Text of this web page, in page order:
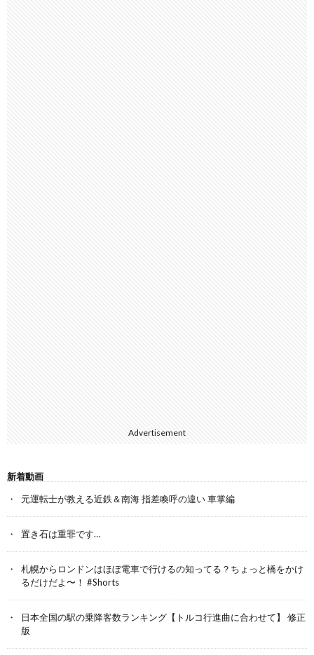
Advertisement
新着動画
元運転士が教える近鉄＆南海 指差喚呼の違い 車掌編
置き石は重罪です…
札幌からロンドンはほぼ電車で行けるの知ってる？ちょっと橋をかけ
るだけだよ〜！ #Shorts
日本全国の駅の乗降客数ランキング【トルコ行進曲に合わせて】 修正
版